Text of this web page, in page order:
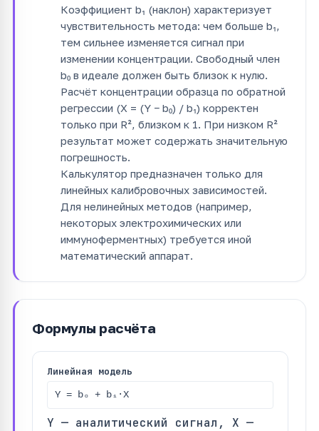
Коэффициент b₁ (наклон) характеризует
чувствительность метода: чем больше b₁,
тем сильнее изменяется сигнал при
изменении концентрации. Свободный член
b₀ в идеале должен быть близок к нулю.
Расчёт концентрации образца по обратной
регрессии (X = (Y − b₀) / b₁) корректен
только при R², близком к 1. При низком R²
результат может содержать значительную
погрешность.
Калькулятор предназначен только для
линейных калибровочных зависимостей.
Для нелинейных методов (например,
некоторых электрохимических или
иммуноферментных) требуется иной
математический аппарат.
Формулы расчёта
Линейная модель
Y = b₀ + b₁·X
Y — аналитический сигнал, X —